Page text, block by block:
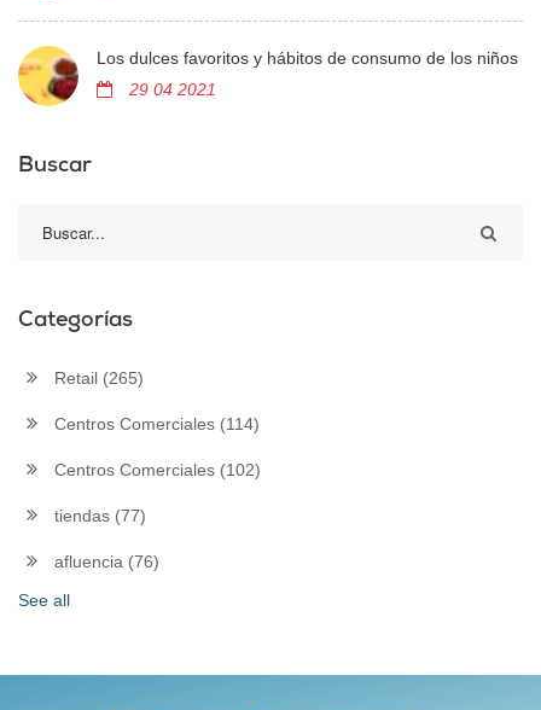
Los dulces favoritos y hábitos de consumo de los niños
29 04 2021
Buscar
Categorías
Retail (265)
Centros Comerciales (114)
Centros Comerciales (102)
tiendas (77)
afluencia (76)
See all